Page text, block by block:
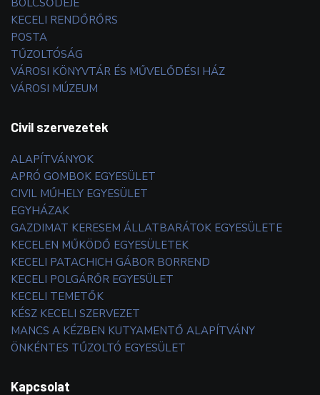
KECELI RENDŐRŐRS
POSTA
TŰZOLTÓSÁG
VÁROSI KÖNYVTÁR ÉS MŰVELŐDÉSI HÁZ
VÁROSI MÚZEUM
Civil szervezetek
ALAPÍTVÁNYOK
APRÓ GOMBOK EGYESÜLET
CIVIL MŰHELY EGYESÜLET
EGYHÁZAK
GAZDIMAT KERESEM ÁLLATBARÁTOK EGYESÜLETE
KECELEN MŰKÖDŐ EGYESÜLETEK
KECELI PATACHICH GÁBOR BORREND
KECELI POLGÁRŐR EGYESÜLET
KECELI TEMETŐK
KÉSZ KECELI SZERVEZET
MANCS A KÉZBEN KUTYAMENTŐ ALAPÍTVÁNY
ÖNKÉNTES TŰZOLTÓ EGYESÜLET
Kapcsolat